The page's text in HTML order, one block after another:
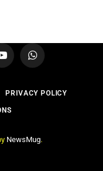
YouTubeWhatsApp
PRIVACY POLICY
NewsMug